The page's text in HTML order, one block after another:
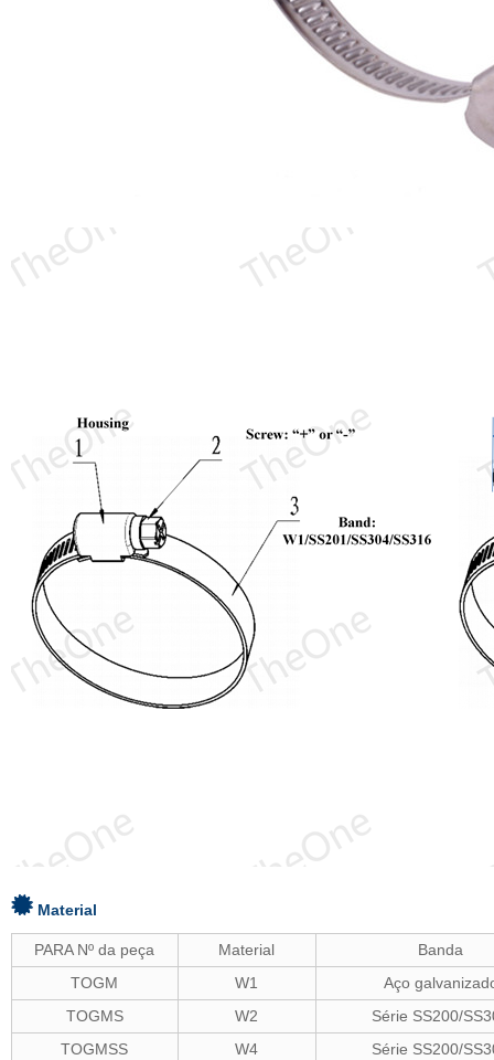
Material
PARA Nº da peça Material
Banda
TOGM
W1
Aço
TOGMS
W2
Série SS200/
TOGMSS
W4 Série SS200/